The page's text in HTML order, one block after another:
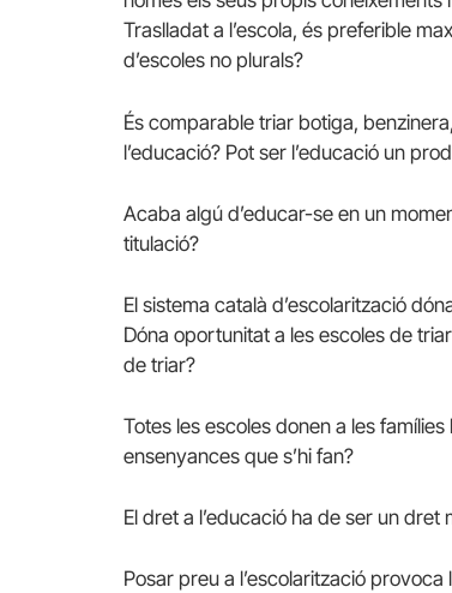
Traslladat a l’escola, és preferible
d’escoles no plurals?
És comparable triar botiga,
l’educació? Pot ser l’educació un
Acaba algú d’educar-se en un
titulació?
El sistema català d’escolarització
Dóna oportunitat a les escoles de
de triar?
Totes les escoles donen a les
ensenyances que s’hi fan?
El dret a l’educació ha de ser un
Posar preu a l’escolarització provoca